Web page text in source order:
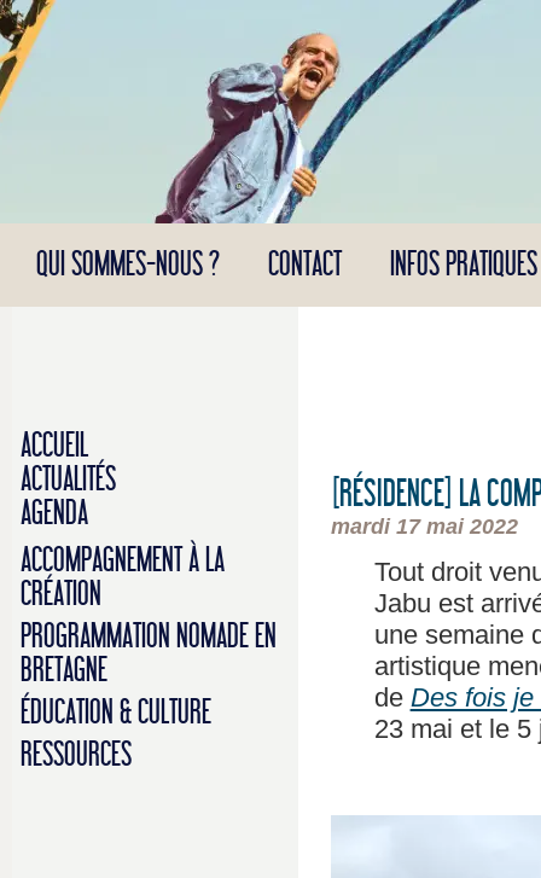
Panneau de gestion des cookies
QUI SOMMES-NOUS ? CONTACT INFOS PRATIQUES
ACCUEIL
ACTUALITÉS
AGENDA
ACCOMPAGNEMENT À LA
CRÉATION
PROGRAMMATION NOMADE EN
BRETAGNE
ÉDUCATION & CULTURE
RESSOURCES
[RÉSIDENCE] LA
mardi 17 mai 2022
Tout droit
Jabu est
une semaine
artistique
de Des fois je
23 mai et le 5